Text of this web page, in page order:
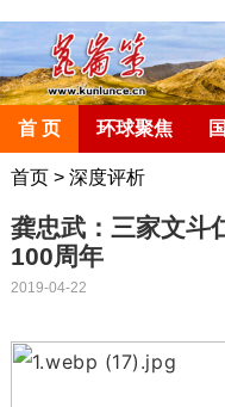
首 页 环球聚焦
首页> 深度评析
龚忠武：三家文
100周年
2019-04-22